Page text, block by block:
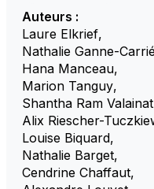
Auteurs :
Laure Elkrief,
Nathalie Ganne-
Hana Manceau,
Marion Tanguy,
Shantha Ram
Alix Riescher-
Louise Biquard,
Nathalie Barget,
Cendrine Chaffaut,